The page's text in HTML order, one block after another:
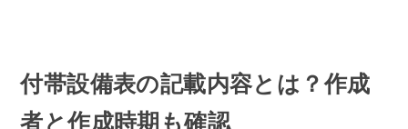
付帯設備表の記載内容とは？作成
者と作成時期も確認